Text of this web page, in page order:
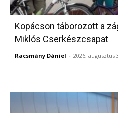
Kopácson táborozott a
Miklós Cserkészcsapat
Racsmány Dániel - 2026, augusztus